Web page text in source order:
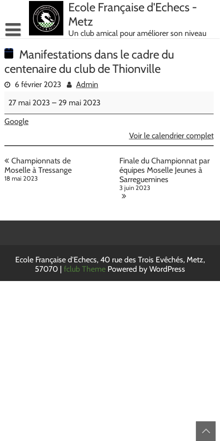
content
Ecole Française d'Echecs -
Metz
Un club amical pour améliorer son niveau
Manifestations dans le cadre du
centenaire du club de Thionville
6 février 2023
Admin
dans
le
cadre
centenaire
club
de
Thionville
27 mai 2023 – 29 mai 2023
Google
Voir le calendrier complet
Navigation
de
l’article
Championnats de
Moselle à Tressange
18 mai 2023
Finale du Championnat par
équipes Moselle Jeunes à
Sarreguemines
3 juin 2023
Ecole Française d'Echecs, 40 rue des Trois Evêchés, Metz,
57070 | fclub Theme Powered by WordPress